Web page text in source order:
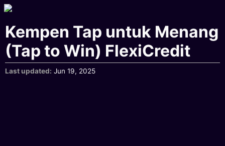
Kempen Tap untuk Menang
(Tap to Win) FlexiCredit
Last updated Jun 19, 2025